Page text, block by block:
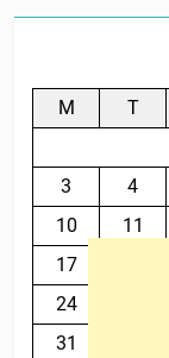
M T
3
4
10
11
17
24
31